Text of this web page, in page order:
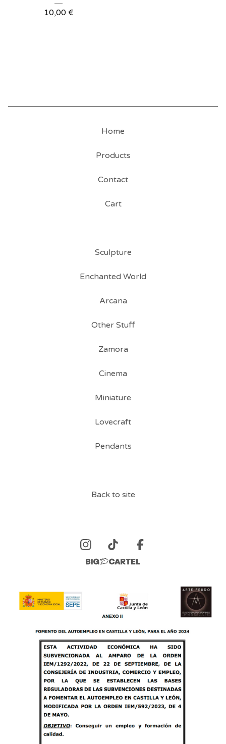
10,00 €
Home
Products
Contact
Cart
Sculpture
Enchanted World
Arcana
Other Stuff
Zamora
Cinema
Miniature
Lovecraft
Pendants
Back to site